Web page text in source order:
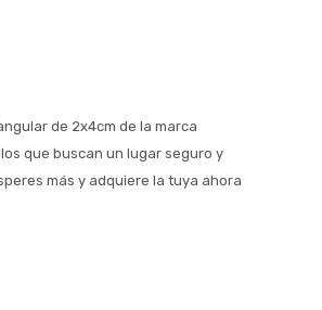
de 2x4cm de la marca
que buscan un lugar seguro y
más y adquiere la tuya ahora